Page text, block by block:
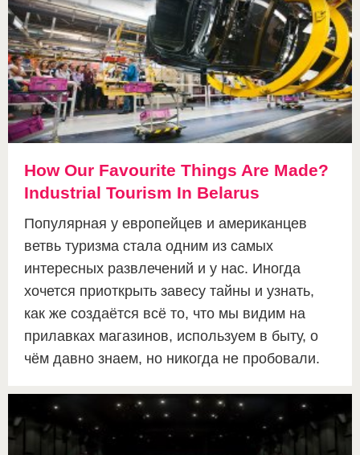
How Our Favourite Things Are Made?
Industrial Tourism In Belarus
Популярная у европейцев и американцев
ветвь туризма стала одним из самых
интересных развлечений и у нас. Иногда
хочется приоткрыть завесу тайны и узнать,
как же создаётся всё то, что мы видим на
прилавках магазинов, используем в быту, о
чём давно знаем, но никогда не пробовали.